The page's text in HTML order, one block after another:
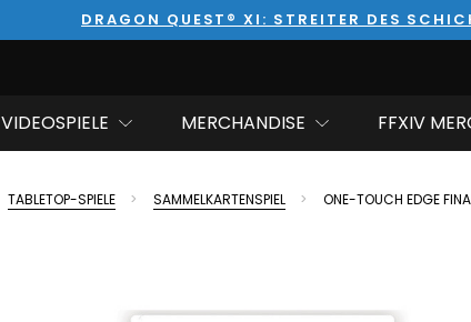
DRAGON QUEST® XI: STREITER DES
VIDEOSPIELE MERCHANDISE FFXIV
TABLETOP-SPIELE SAMMELKARTENSPIEL ONE-TOUCH EDGE